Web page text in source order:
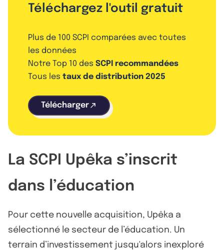
Téléchargez l'outil gratuit
Plus de 100 SCPI comparées avec toutes
les données
Notre Top 10 des SCPI recommandées
Tous les taux de distribution 2025
Télécharger
La SCPI Upêka s’inscrit
dans l’éducation
Pour cette nouvelle acquisition, Upêka a
sélectionné le secteur de l’éducation. Un
terrain d’investissement jusqu'alors inexploré